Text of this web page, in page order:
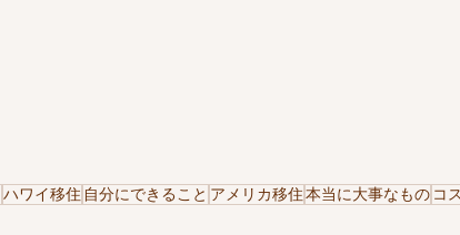
ハワイ移住 自分にできること アメリカ移住本当に大事なもの コ